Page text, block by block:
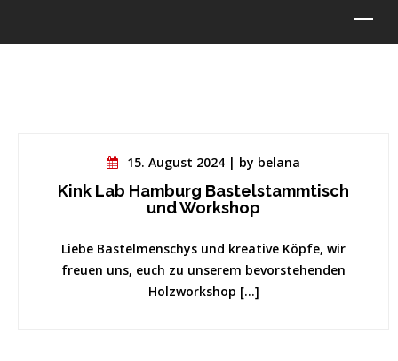
15. August 2024 | by belana
Kink Lab Hamburg Bastelstammtisch
und Workshop
Liebe Bastelmenschys und kreative Köpfe, wir
freuen uns, euch zu unserem bevorstehenden
Holzworkshop […]